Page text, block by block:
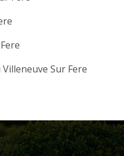
Sur Fere